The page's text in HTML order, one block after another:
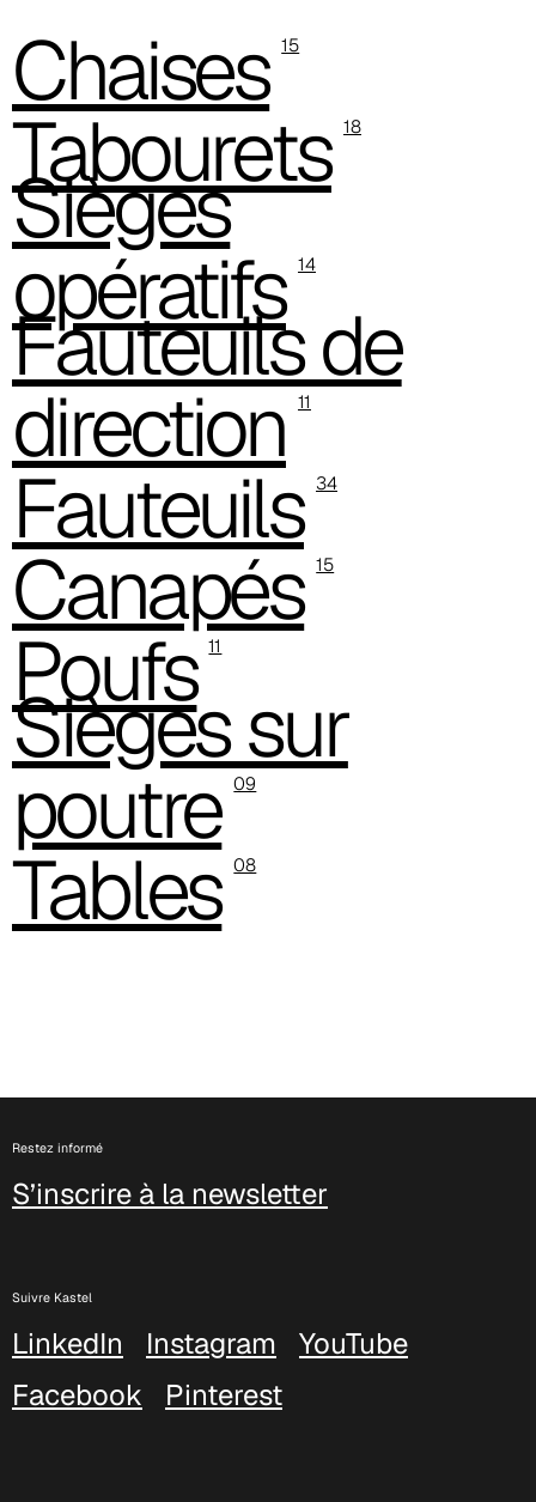
A 29F
A 30F
3D Fabric (Cat. A - Tissu polyester)
Chaises 15
Tabourets 18
Sièges
opératifs 14
Fauteuils de
direction 11
Fauteuils 34
Canapés 15
Poufs 11
Sièges sur
poutre 09
Tables 08
Restez informé
S’inscrire à la newsletter
Suivre Kastel
LinkedIn Instagram
YouTube
Facebook
Pinterest